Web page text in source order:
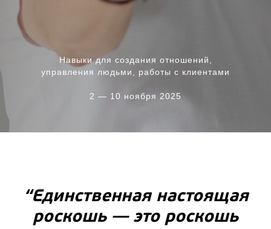
Навыки для создания отношений,
управления людьми, работы с клиентами
2 — 10 ноября 2025
“Единственная настоящая
роскошь — это роскошь